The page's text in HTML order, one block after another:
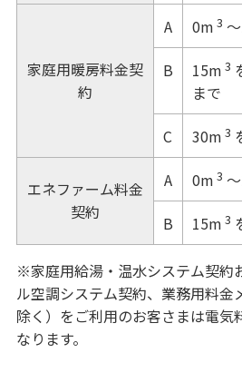
家庭用暖房料金契
約
A 0m 3
B
15m 3
まで
C 30m 3
エネファーム料金
契約
A 0m 3
B
15m 3
※家庭用給湯・温水システム契約
ル空調システム契約、業務用料金
除く）をご利用のお客さまは電気
なります。